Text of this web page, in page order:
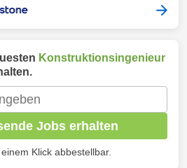
Konstruktionsingenieur
Jobs erhalten
Klick abbestellbar.